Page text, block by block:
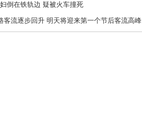
倒在铁轨边 疑被火车撞死
客流逐步回升 明天将迎来第一个节后客流高峰